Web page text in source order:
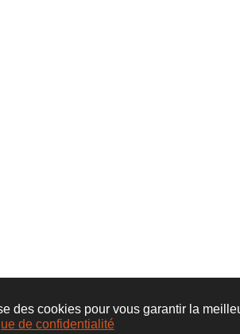
des cookies pour vous garantir la
de confidentialité